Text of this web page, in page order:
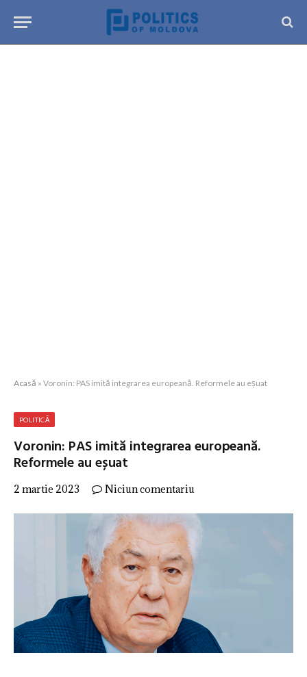
Acasă » Voronin: PAS imită integrarea europeană. Reformele au eșuat
POLITICĂ
Voronin: PAS imită integrarea europeană.
Reformele au eșuat
2 martie 2023 Niciun comentariu